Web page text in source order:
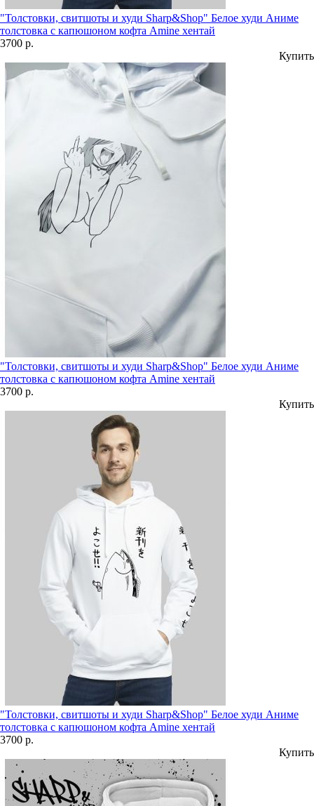
"Толстовки, свитшоты и худи Sharp&Shop" Белое худи Аниме
толстовка с капюшоном кофта Amine хентай
3700 р.
Купить
"Толстовки, свитшоты и худи Sharp&Shop" Белое худи Аниме
толстовка с капюшоном кофта Amine хентай
3700 р.
Купить
"Толстовки, свитшоты и худи Sharp&Shop" Белое худи Аниме
толстовка с капюшоном кофта Amine хентай
3700 р.
Купить